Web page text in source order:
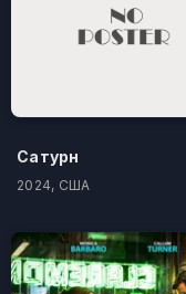
Сатурн
2024, США